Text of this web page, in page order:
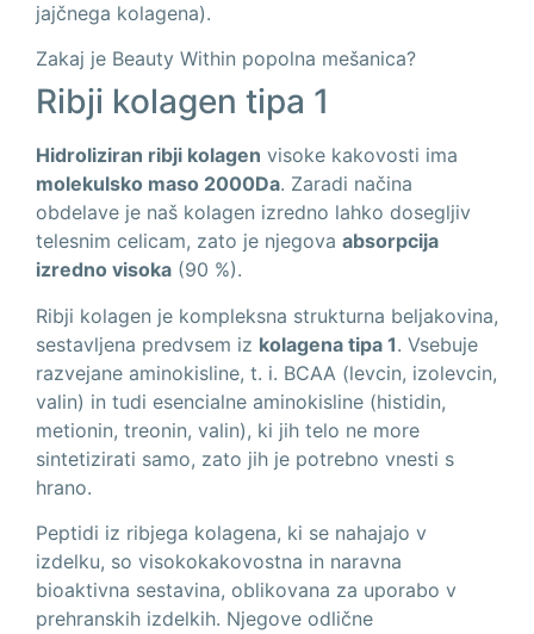
jajčnega kolagena).
Zakaj je Beauty Within popolna mešanica?
Ribji kolagen tipa 1
Hidroliziran ribji kolagen visoke kakovosti ima
molekulsko maso 2000Da. Zaradi načina
obdelave je naš kolagen izredno lahko dosegljiv
telesnim celicam, zato je njegova absorpcija
izredno visoka (90 %).
Ribji kolagen je kompleksna strukturna beljakovina,
sestavljena predvsem iz kolagena tipa 1. Vsebuje
razvejane aminokisline, t. i. BCAA (levcin, izolevcin,
valin) in tudi esencialne aminokisline (histidin,
metionin, treonin, valin), ki jih telo ne more
sintetizirati samo, zato jih je potrebno vnesti s
hrano.
Peptidi iz ribjega kolagena, ki se nahajajo v
izdelku, so visokokakovostna in naravna
bioaktivna sestavina, oblikovana za uporabo v
prehranskih izdelkih. Njegove odlične